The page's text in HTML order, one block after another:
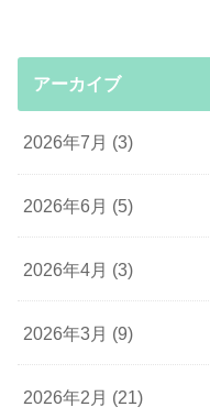
アーカイブ
2026年7月 (3)
2026年6月 (5)
2026年4月 (3)
2026年3月 (9)
2026年2月 (21)